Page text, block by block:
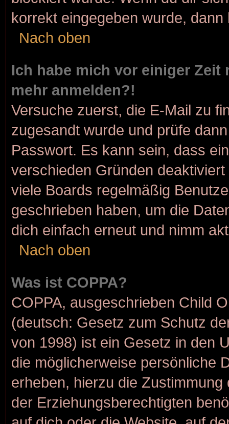
korrekt eingegeben wurde,
Nach oben
Ich habe mich vor einiger
mehr anmelden?!
Versuche zuerst, die E-Mail zu
zugesandt wurde und prüfe
Passwort. Es kann sein, dass
verschieden Gründen
viele Boards regelmäßig
geschrieben haben, um die
dich einfach erneut und nimm
Nach oben
Was ist COPPA?
COPPA, ausgeschrieben Child
(deutsch: Gesetz zum Schutz
von 1998) ist ein Gesetz in den
die möglicherweise persönliche
erheben, hierzu die
der Erziehungsberechtigten